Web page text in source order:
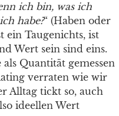
ich bin, was ich
habe?“ (Haben oder
ein Taugenichts, ist
Wert sein sind eins.
Quantität gemessen
verraten wie wir
Alltag tickt so, auch
ideellen Wert